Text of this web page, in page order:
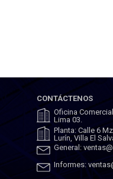
CONTÁCTENOS
Oficina
Lima 03.
Planta: Calle 6
Lurín, Villa El
General:
Informes: